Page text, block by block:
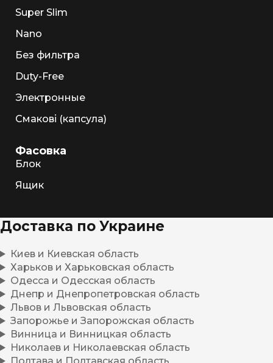
Super Slim
Nano
Без фильтра
Duty-Free
Электронные
Смакові (капсула)
Фасовка
Блок
Ящик
Доставка по Украине
Киев и Киевская область
Харьков и Харьковская область
Одесса и Одесская область
Днепр и Днепропетровская область
Львов и Львовская область
Запорожье и Запорожская область
Винница и Винницкая область
Николаев и Николаевская область